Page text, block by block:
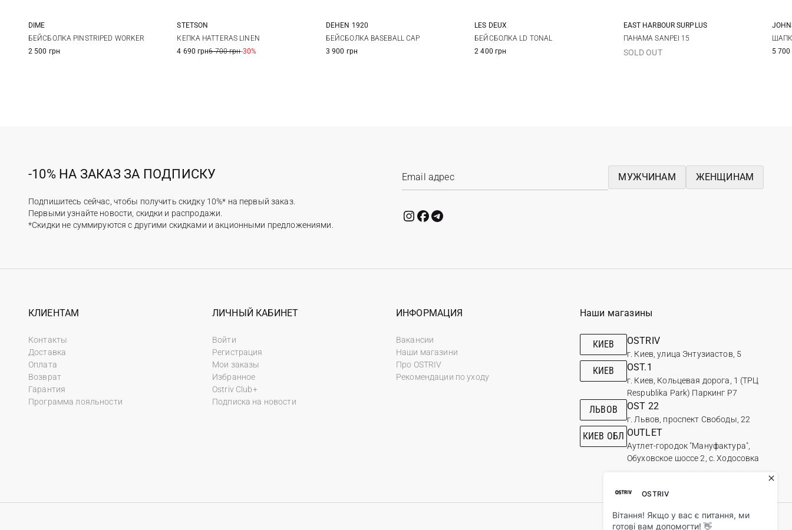
One size
DIME
БЕЙСБОЛКА PINSTRIPED WORKER
2 500 грн
57 58
STETSON
КЕПКА HATTERAS LINEN
4 690 грн6 700 грн-30%
One size
DEHEN 1920
БЕЙСБОЛКА BASEBALL CAP
3 900 грн
One size
LES DEUX
БЕЙСБОЛКА LD TONAL
2 400 грн
One size
EAST HARBOUR SURPLUS
ПАНАМА SANPEI 15
SOLD OUT
5 700
-10% НА ЗАКАЗ ЗА ПОДПИСКУ
Подпишитесь сейчас, чтобы получить скидку 10%* на первый заказ.
Первыми узнайте новости, скидки и распродажи.
*Скидки не суммируются с другими скидками и акционными предложениями.
МУЖЧИНАМ ЖЕНЩИНАМ
КЛИЕНТАМ
Контакты
Доставка
Оплата
Возврат
Гарантия
Программа лояльности
ЛИЧНЫЙ КАБИНЕТ
Войти
Регистрация
Мои заказы
Избранное
Ostriv Club+
Подписка на новости
ИНФОРМАЦИЯ
Вакансии
Наши магазини
Про OSTRIV
Рекомендации по уходу
Наши магазины
КИЕВ OSTRIV
г. Киев, улица Энтузиастов, 5
КИЕВ OST.1
г. Киев, Кольцевая дорога, 1 (ТРЦ
Respublika Park) Паркинг Р7
ЛЬВОВ OST 22
г. Львов, проспект Свободы, 22
КИЕВ ОБЛ OUTLET
Аутлет-городок "Мануфактура",
Обуховское шоссе 2, с. Ходосовка